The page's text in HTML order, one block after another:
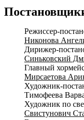
яркими
объединить разные
Здесь классика
каждый зритель
верностью данному
позволяет не
Режиссер-
Никонова
Дирижер-
Синьковский
Главный
Мирсаетова
Художник-
Тимофеева
Художник по
Свистунович